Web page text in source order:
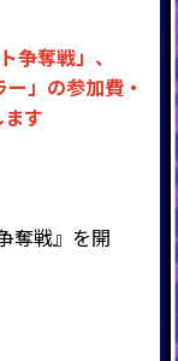
争奪戦」、
」の参加費・
す
奪戦』を開